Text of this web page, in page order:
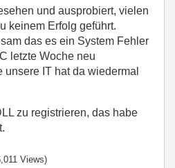
und ausprobiert, vielen
keinem Erfolg geführt.
das es ein System Fehler
letzte Woche neu
unsere IT hat da wiedermal
zu registrieren, das habe
Views)